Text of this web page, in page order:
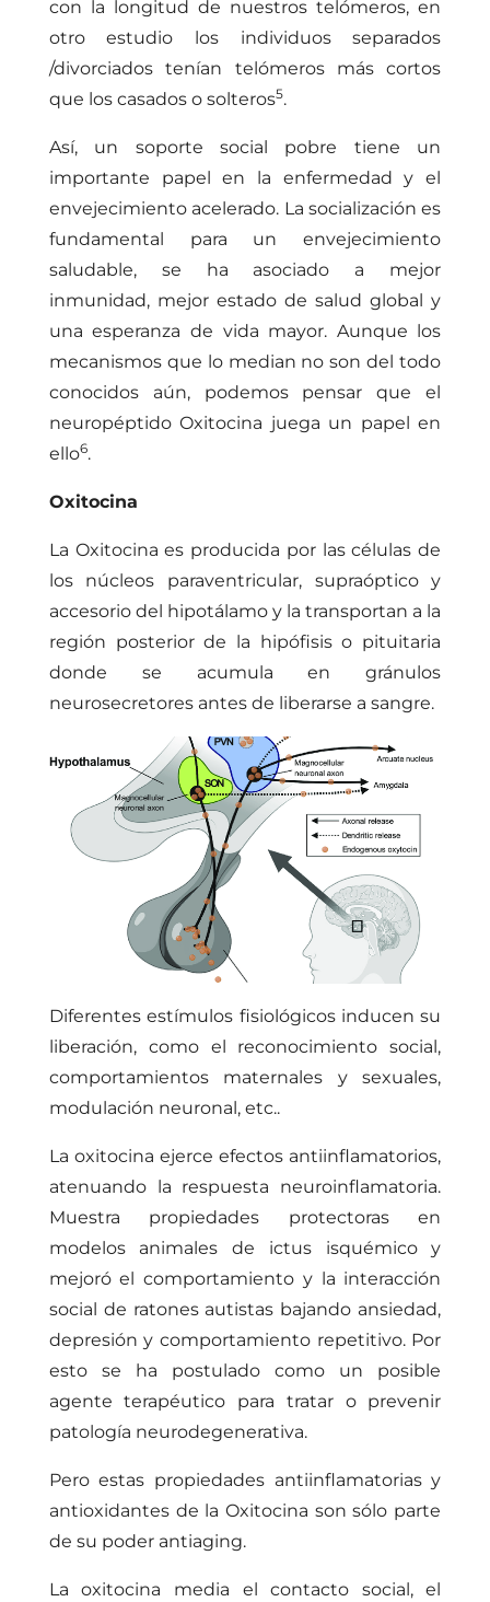
con la longitud de nuestros telómeros, en
otro estudio los individuos separados
/divorciados tenían telómeros más cortos
que los casados o solteros5.
Así, un soporte social pobre tiene un
importante papel en la enfermedad y el
envejecimiento acelerado. La socialización es
fundamental para un envejecimiento
saludable, se ha asociado a mejor
inmunidad, mejor estado de salud global y
una esperanza de vida mayor. Aunque los
mecanismos que lo median no son del todo
conocidos aún, podemos pensar que el
neuropéptido Oxitocina juega un papel en
ello6.
Oxitocina
La Oxitocina es producida por las células de
los núcleos paraventricular, supraóptico y
accesorio del hipotálamo y la transportan a la
región posterior de la hipófisis o pituitaria
donde se acumula en gránulos
neurosecretores antes de liberarse a sangre.
Diferentes estímulos fisiológicos inducen su
liberación, como el reconocimiento social,
comportamientos maternales y sexuales,
modulación neuronal, etc..
La oxitocina ejerce efectos antiinflamatorios,
atenuando la respuesta neuroinflamatoria.
Muestra propiedades protectoras en
modelos animales de ictus isquémico y
mejoró el comportamiento y la interacción
social de ratones autistas bajando ansiedad,
depresión y comportamiento repetitivo. Por
esto se ha postulado como un posible
agente terapéutico para tratar o prevenir
patología neurodegenerativa.
Pero estas propiedades antiinflamatorias y
antioxidantes de la Oxitocina son sólo parte
de su poder antiaging.
La oxitocina media el contacto social, el